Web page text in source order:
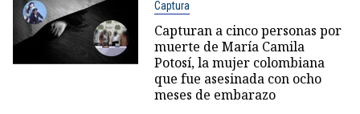
Captura
Capturan a cinco personas por
muerte de María Camila
Potosí, la mujer colombiana
que fue asesinada con ocho
meses de embarazo